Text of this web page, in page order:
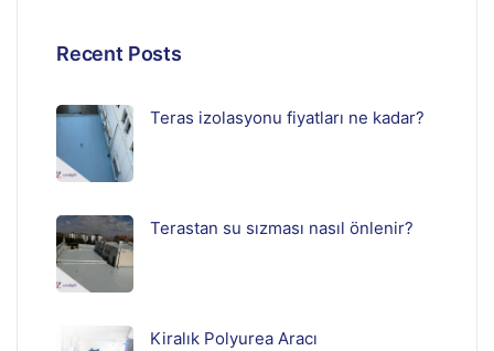
Recent Posts
Teras izolasyonu fiyatları ne kadar?
Terastan su sızması nasıl önlenir?
Kiralık Polyurea Aracı